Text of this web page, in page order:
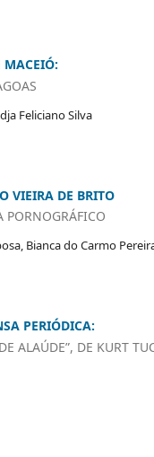
MACEIÓ:
Feliciano Silva
VIEIRA DE BRITO
PORNOGRÁFICO
Bianca do Carmo
PERIÓDICA:
ALAÚDE”, DE KURT